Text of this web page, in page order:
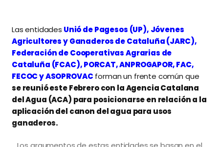
Las entidades Unió de Pagesos (UP), Jóvenes
Agricultores y Ganaderos de Cataluña (JARC),
Federación de Cooperativas Agrarias de
Cataluña (FCAC), PORCAT, ANPROGAPOR, FAC,
FECOC y ASOPROVACforman un frente común que
se reunió este Febrero con la Agencia Catalana
del Agua (ACA) para posicionarse en relación a la
aplicación del canon del agua para usos
ganaderos.